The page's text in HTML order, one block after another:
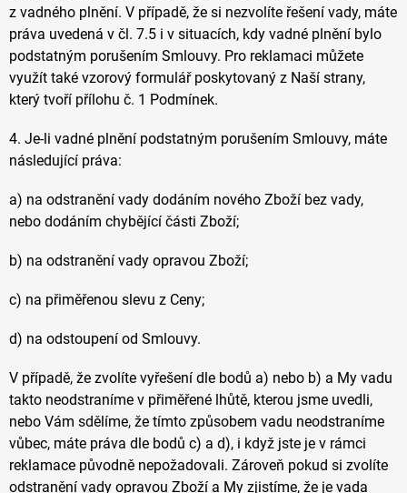
z vadného plnění. V případě, že si nezvolíte řešení vady, máte
práva uvedená v čl. 7.5 i v situacích, kdy vadné plnění bylo
podstatným porušením Smlouvy. Pro reklamaci můžete
využít také vzorový formulář poskytovaný z Naší strany,
který tvoří přílohu č. 1 Podmínek.
4. Je-li vadné plnění podstatným porušením Smlouvy, máte
následující práva:
a) na odstranění vady dodáním nového Zboží bez vady,
nebo dodáním chybějící části Zboží;
b) na odstranění vady opravou Zboží;
c) na přiměřenou slevu z Ceny;
d) na odstoupení od Smlouvy.
V případě, že zvolíte vyřešení dle bodů a) nebo b) a My vadu
takto neodstraníme v přiměřené lhůtě, kterou jsme uvedli,
nebo Vám sdělíme, že tímto způsobem vadu neodstraníme
vůbec, máte práva dle bodů c) a d), i když jste je v rámci
reklamace původně nepožadovali. Zároveň pokud si zvolíte
odstranění vady opravou Zboží a My zjistíme, že je vada